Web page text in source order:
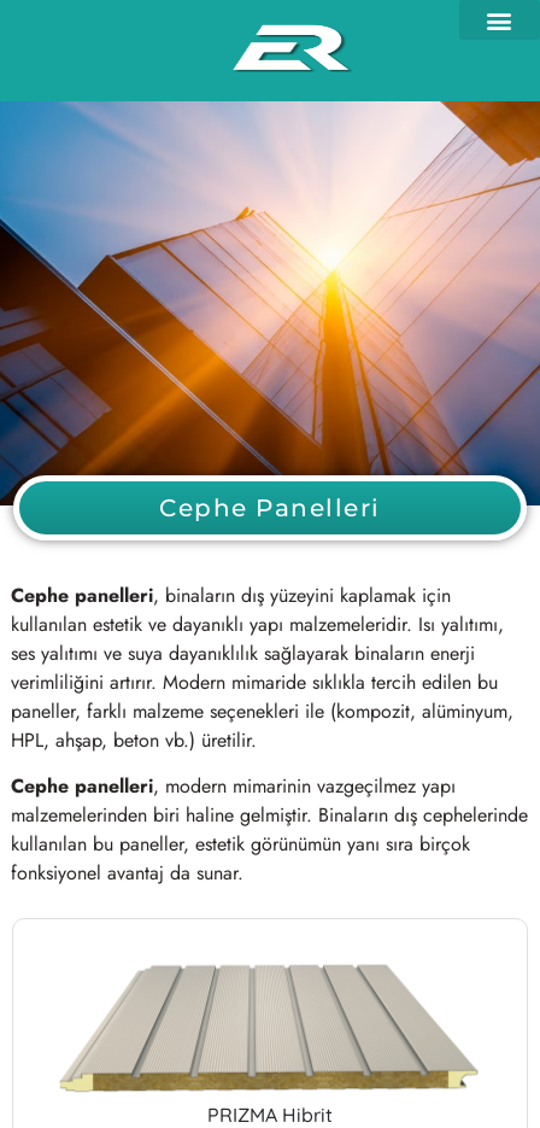
Cephe Panelleri
Cephe panelleri, binaların dış yüzeyini kaplamak için
kullanılan estetik ve dayanıklı yapı malzemeleridir. Isı yalıtımı,
ses yalıtımı ve suya dayanıklılık sağlayarak binaların enerji
verimliliğini artırır. Modern mimaride sıklıkla tercih edilen bu
paneller, farklı malzeme seçenekleri ile (kompozit, alüminyum,
HPL, ahşap, beton vb.) üretilir.
Cephe panelleri, modern mimarinin vazgeçilmez yapı
malzemelerinden biri haline gelmiştir. Binaların dış cephelerinde
kullanılan bu paneller, estetik görünümün yanı sıra birçok
fonksiyonel avantaj da sunar.
PRIZMA Hibrit